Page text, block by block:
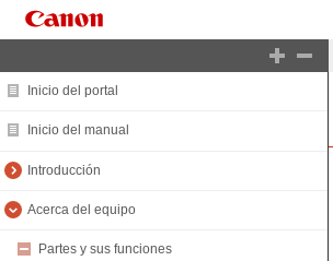
Inicio del portal
Inicio del manual
Introducción
Acerca del equipo
Partes y sus funciones